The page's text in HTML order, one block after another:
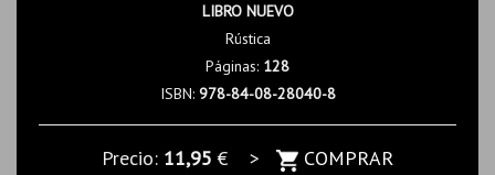
LIBRO NUEVO
Rústica
Páginas: 128
ISBN: 978-84-08-28040-8
Precio: 11,95 € > COMPRAR